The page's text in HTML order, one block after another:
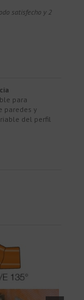
satisfecho y 2
para
paredes y
del perfil